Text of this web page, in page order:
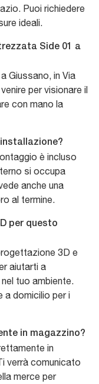
Puoi richiedere
ideali.
Side 01 a
Giussano, in Via
per visionare il
con mano la
è incluso
si occupa
anche una
al termine.
per questo
3D e
aiutarti a
tuo ambiente.
a domicilio per i
in magazzino?
in
verrà comunicato
merce per